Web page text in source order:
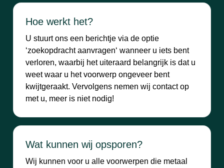
Hoe werkt het?
U stuurt ons een berichtje via de optie
‘zoekopdracht aanvragen‘ wanneer u iets bent
verloren, waarbij het uiteraard belangrijk is dat u
weet waar u het voorwerp ongeveer bent
kwijtgeraakt. Vervolgens nemen wij contact op
met u, meer is niet nodig!
Wat kunnen wij opsporen?
Wij kunnen voor u alle voorwerpen die metaal